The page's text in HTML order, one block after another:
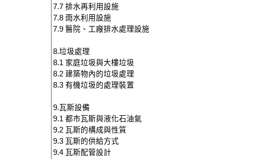
7.7 排水再利用設施
7.8 雨水利用設施
7.9 醫院、工廠排水處理設施
8.垃圾處理
8.1 家庭垃圾與大樓垃圾
8.2 建築物內的垃圾處理
8.3 有機垃圾的處理裝置
9.瓦斯設備
9.1 都市瓦斯與液化石油氣
9.2 瓦斯的構成與性質
9.3 瓦斯的供給方式
9.4 瓦斯配管設計